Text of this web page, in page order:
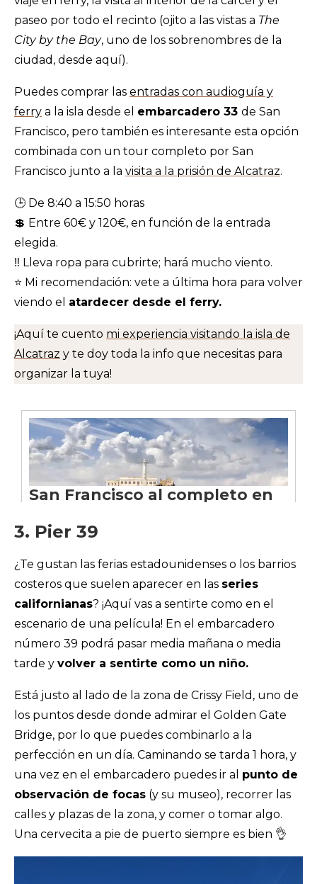
paseo por todo el recinto (ojito a las vistas a The
City by the Bay, uno de los sobrenombres de la
ciudad, desde aquí).
Puedes comprar las entradas con audioguía y
ferry a la isla desde el embarcadero 33 de San
Francisco, pero también es interesante esta opción
combinada con un tour completo por San
Francisco junto a la visita a la prisión de Alcatraz.
🕒 De 8:40 a 15:50 horas
💲 Entre 60€ y 120€, en función de la entrada
elegida.
‼️ Lleva ropa para cubrirte; hará mucho viento.
⭐️ Mi recomendación: vete a última hora para volver
viendo el atardecer desde el ferry.
¡Aquí te cuento mi experiencia visitando la isla de
Alcatraz y te doy toda la info que necesitas para
organizar la tuya!
3. Pier 39
¿Te gustan las ferias estadounidenses o los barrios
costeros que suelen aparecer en las series
californianas? ¡Aquí vas a sentirte como en el
escenario de una película! En el embarcadero
número 39 podrá pasar media mañana o media
tarde y volver a sentirte como un niño.
Está justo al lado de la zona de Crissy Field, uno de
los puntos desde donde admirar el Golden Gate
Bridge, por lo que puedes combinarlo a la
perfección en un día. Caminando se tarda 1 hora, y
una vez en el embarcadero puedes ir al punto de
observación de focas (y su museo), recorrer las
calles y plazas de la zona, y comer o tomar algo.
Una cervecita a pie de puerto siempre es bien 👌